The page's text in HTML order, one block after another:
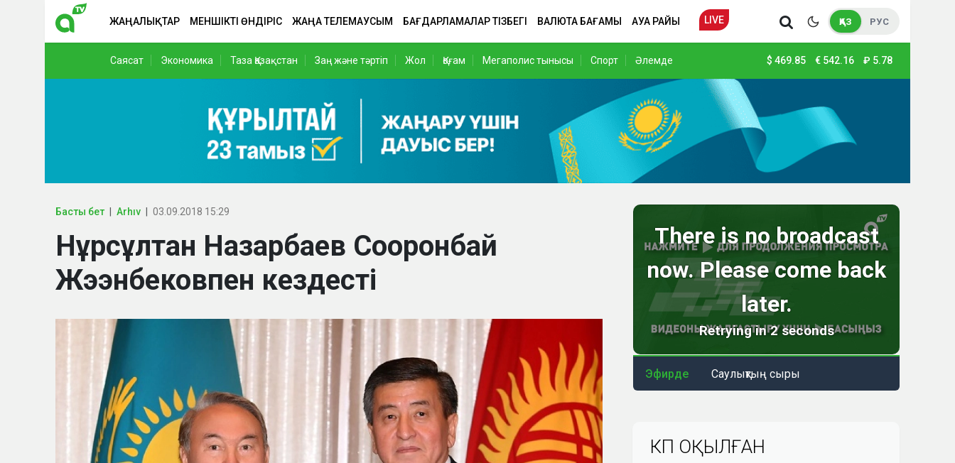
ЖАҢАЛЫҚТАР МЕНШІКТІ ӨНДІРІС ЖАҢА ТЕЛЕМАУСЫМ БАҒДАРЛАМАЛАР ТІЗБЕГІ ВАЛЮТА БАҒАМЫ АУА РАЙЫ LIVE ҚАЗ РУС
Саясат Экономика Таза Қазақстан Заң және тәртіп Жол Қоғам Мегаполис тынысы Спорт Әлемде $ 469.85 € 542.16 ₽ 5.78
Басты бет Arhıv 03.09.2018 15:29
Нұрсұлтан Назарбаев Сооронбай
Жээнбековпен кездесті
Эфирде Саулықтың сыры
КӨП ОҚЫЛҒАН